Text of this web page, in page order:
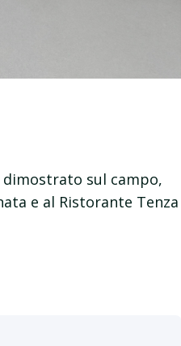
sul campo,
e al Ristorante Tenza